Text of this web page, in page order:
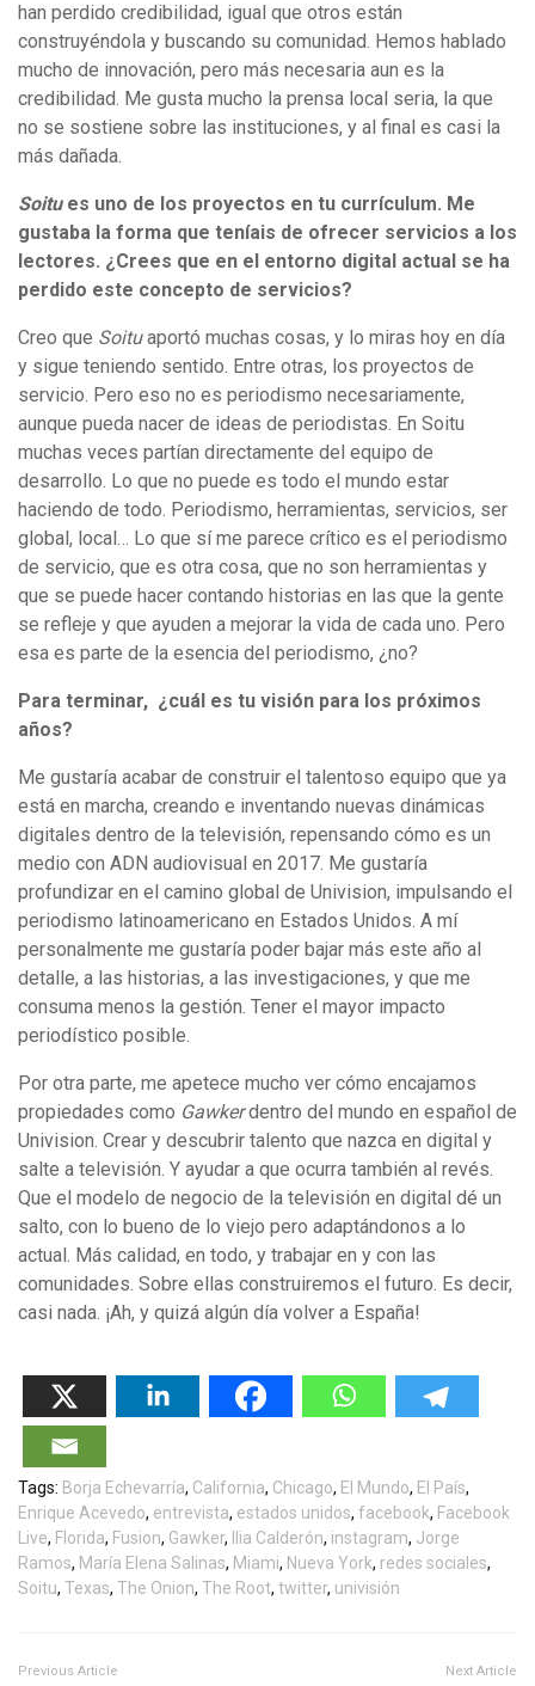
han perdido credibilidad, igual que otros están
construyéndola y buscando su comunidad. Hemos hablado
mucho de innovación, pero más necesaria aun es la
credibilidad. Me gusta mucho la prensa local seria, la que
no se sostiene sobre las instituciones, y al final es casi la
más dañada.
Soitues uno de los proyectos en tu currículum. Me
gustaba la forma que teníais de ofrecer servicios a los
lectores. ¿Crees que en el entorno digital actual se ha
perdido este concepto de servicios?
Creo que Soituaportó muchas cosas, y lo miras hoy en día
y sigue teniendo sentido. Entre otras, los proyectos de
servicio. Pero eso no es periodismo necesariamente,
aunque pueda nacer de ideas de periodistas. En Soitu
muchas veces partían directamente del equipo de
desarrollo. Lo que no puede es todo el mundo estar
haciendo de todo. Periodismo, herramientas, servicios, ser
global, local… Lo que sí me parece crítico es el periodismo
de servicio, que es otra cosa, que no son herramientas y
que se puede hacer contando historias en las que la gente
se refleje y que ayuden a mejorar la vida de cada uno. Pero
esa es parte de la esencia del periodismo, ¿no?
Para terminar, ¿cuál es tu visión para los próximos
años?
Me gustaría acabar de construir el talentoso equipo que ya
está en marcha, creando e inventando nuevas dinámicas
digitales dentro de la televisión, repensando cómo es un
medio con ADN audiovisual en 2017. Me gustaría
profundizar en el camino global de Univision, impulsando el
periodismo latinoamericano en Estados Unidos. A mí
personalmente me gustaría poder bajar más este año al
detalle, a las historias, a las investigaciones, y que me
consuma menos la gestión. Tener el mayor impacto
periodístico posible.
Por otra parte, me apetece mucho ver cómo encajamos
propiedades como Gawkerdentro del mundo en español de
Univision. Crear y descubrir talento que nazca en digital y
salte a televisión. Y ayudar a que ocurra también al revés.
Que el modelo de negocio de la televisión en digital dé un
salto, con lo bueno de lo viejo pero adaptándonos a lo
actual. Más calidad, en todo, y trabajar en y con las
comunidades. Sobre ellas construiremos el futuro. Es decir,
casi nada. ¡Ah, y quizá algún día volver a España!
Tags: Borja Echevarría, California, Chicago, El Mundo, El País,
Enrique Acevedo, entrevista, estados unidos, facebook, Facebook
Live, Florida, Fusion, Gawker, Ilia Calderón, instagram, Jorge
Ramos, María Elena Salinas, Miami, Nueva York, redes sociales,
Soitu, Texas, The Onion, The Root, twitter, univisión
Previous Article Next Article